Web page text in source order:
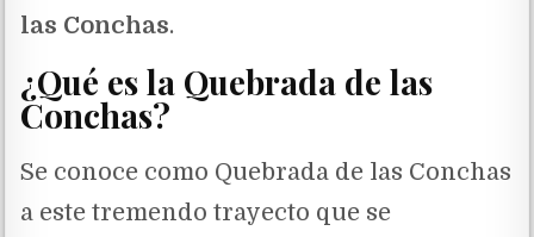
las Conchas.
¿Qué es la Quebrada de las
Conchas?
Se conoce como Quebrada de las Conchas
a este tremendo trayecto que se